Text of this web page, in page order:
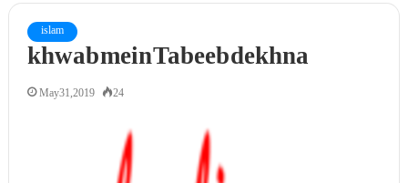
islam
khwab mein Tabeeb dekhna
May 31, 2019 24